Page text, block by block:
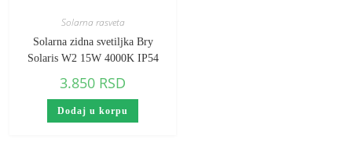
Solarna rasveta
Solarna zidna svetiljka Bry
Solaris W2 15W 4000K IP54
3.850 RSD
Dodaj u korpu